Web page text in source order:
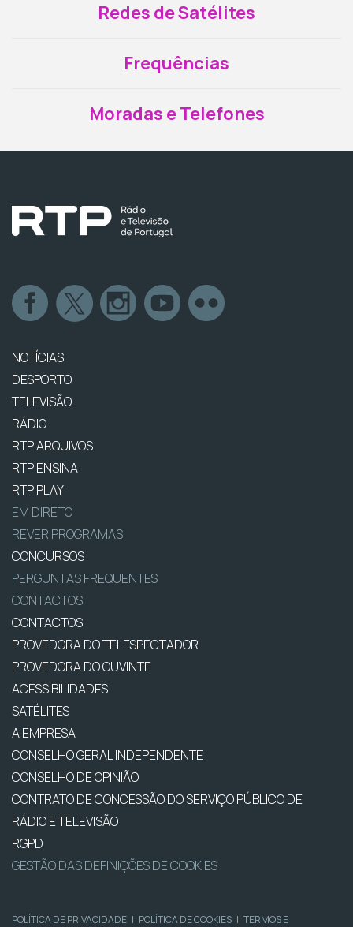
Redes de Satélites
Frequências
Moradas e Telefones
NOTÍCIAS
DESPORTO
TELEVISÃO
RÁDIO
RTP ARQUIVOS
RTP ENSINA
RTP PLAY
EM DIRETO
REVER PROGRAMAS
CONCURSOS
PERGUNTAS FREQUENTES
CONTACTOS
CONTACTOS
PROVEDORA DO TELESPECTADOR
PROVEDORA DO OUVINTE
ACESSIBILIDADES
SATÉLITES
A EMPRESA
CONSELHO GERAL INDEPENDENTE
CONSELHO DE OPINIÃO
CONTRATO DE CONCESSÃO DO SERVIÇO PÚBLICO DE
RÁDIO E TELEVISÃO
RGPD
GESTÃO DAS DEFINIÇÕES DE COOKIES
POLÍTICA DE PRIVACIDADE | POLÍTICA DE COOKIES | TERMOS E